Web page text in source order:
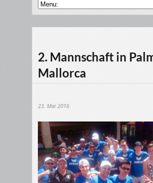
2. Mannschaft in
Mallorca
23. Mai 2016